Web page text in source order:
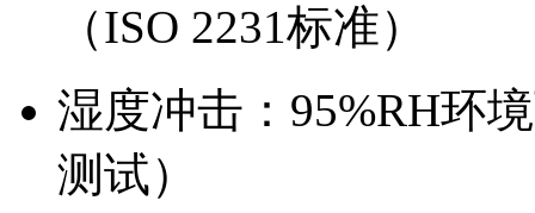
（ISO 2231标准）
湿度冲击：95%RH环
测试）